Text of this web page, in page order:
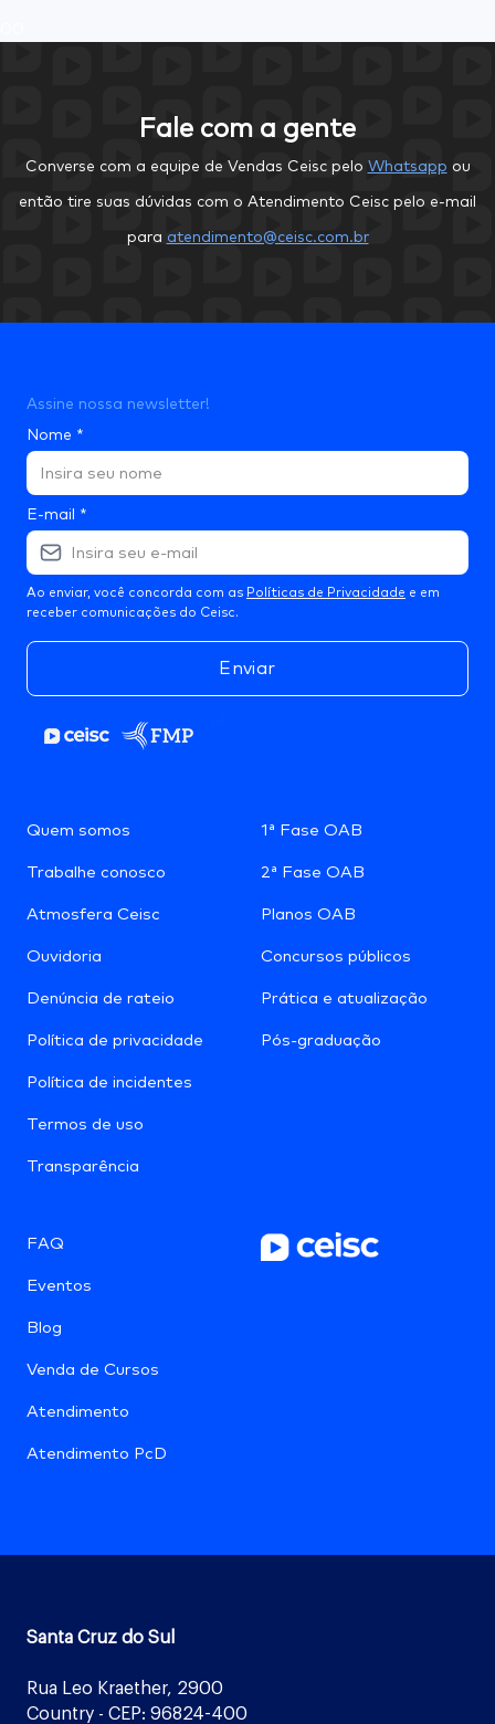
Fale com a gente
Converse com a equipe de Vendas Ceisc pelo Whatsapp ou
então tire suas dúvidas com o Atendimento Ceisc pelo e-mail
para atendimento@ceisc.com.br
Quem somos
Trabalhe conosco
Atmosfera Ceisc
Ouvidoria
Denúncia de rateio
Política de privacidade
Política de incidentes
Termos de uso
Transparência
1ª Fase OAB
2ª Fase OAB
Planos OAB
Concursos públicos
Prática e atualização
Pós-graduação
FAQ
Eventos
Blog
Venda de Cursos
Atendimento
Atendimento PcD
Assine nossa newsletter!
Nome *
E-mail *
Ao enviar, você concorda com as Políticas de Privacidade e em
receber comunicações do Ceisc.
Enviar
Santa Cruz do Sul
Rua Leo Kraether, 2900
Country - CEP: 96824-400